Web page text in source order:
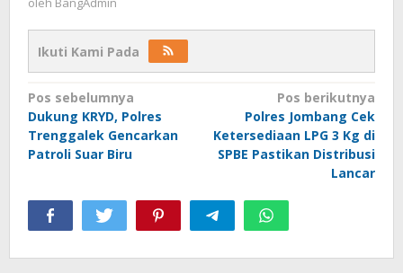
Ikuti Kami Pada
Navigasi
pos
Pos sebelumnya
Dukung KRYD, Polres
Trenggalek Gencarkan
Patroli Suar Biru
Pos berikutnya
Polres Jombang Cek
Ketersediaan LPG 3 Kg di
SPBE Pastikan Distribusi
Lancar